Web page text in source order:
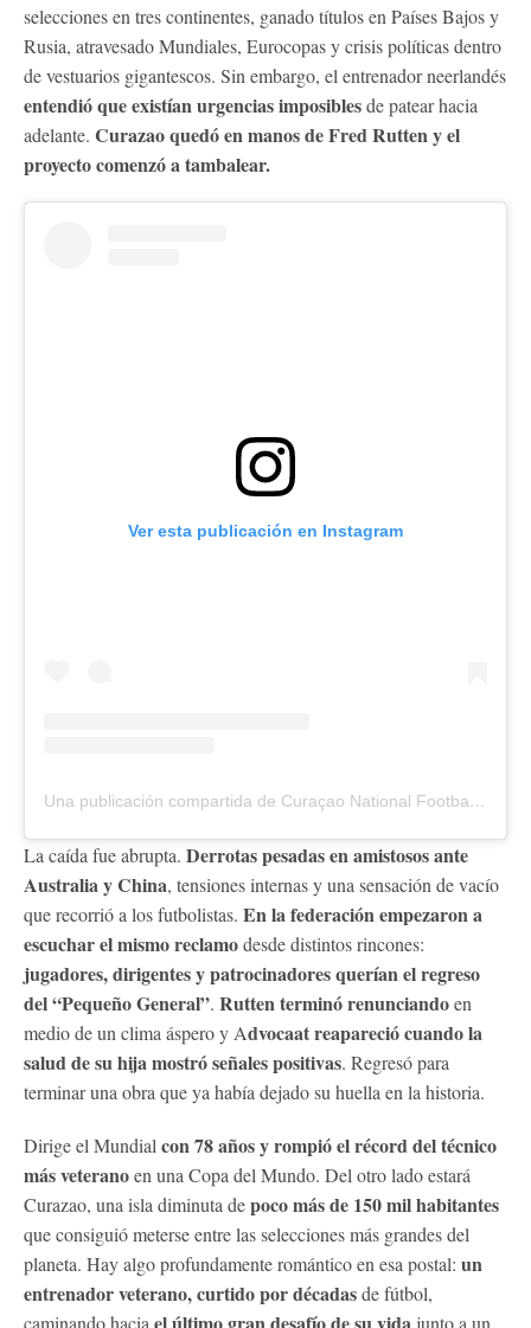
selecciones en tres continentes, ganado títulos en Países Bajos y
Rusia, atravesado Mundiales, Eurocopas y crisis políticas dentro
de vestuarios gigantescos. Sin embargo, el entrenador neerlandés
entendió que existían urgencias imposiblesde patear hacia
adelante. Curazao quedó en manos de Fred Rutten y el
proyecto comenzó a tambalear.
Ver esta publicación en Instagram
Una publicación compartida de Curaçao National Football Team (@thebluewaveffk)
La caída fue abrupta. Derrotas pesadas en amistosos ante
Australia y China, tensiones internas y una sensación de vacío
que recorrió a los futbolistas. En la federación empezaron a
escuchar el mismo reclamodesde distintos rincones:
jugadores, dirigentes y patrocinadores querían el regreso
del “Pequeño General”. Rutten terminó renunciandoen
medio de un clima áspero y Advocaat reapareció cuando la
salud de su hija mostró señales positivas. Regresó para
terminar una obra que ya había dejado su huella en la historia.
Dirige el Mundial con 78 años y rompió el récord del técnico
más veteranoen una Copa del Mundo. Del otro lado estará
Curazao, una isla diminuta depoco más de 150 mil habitantes
que consiguió meterse entre las selecciones más grandes del
planeta. Hay algo profundamente romántico en esa postal: un
entrenador veterano, curtido por décadasde fútbol,
caminando hacia el último gran desafío de su vida junto a un